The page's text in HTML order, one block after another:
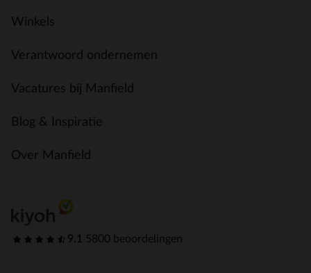
Winkels
Verantwoord ondernemen
Vacatures bij Manfield
Blog & Inspiratie
Over Manfield
9.1 5800 beoordelingen